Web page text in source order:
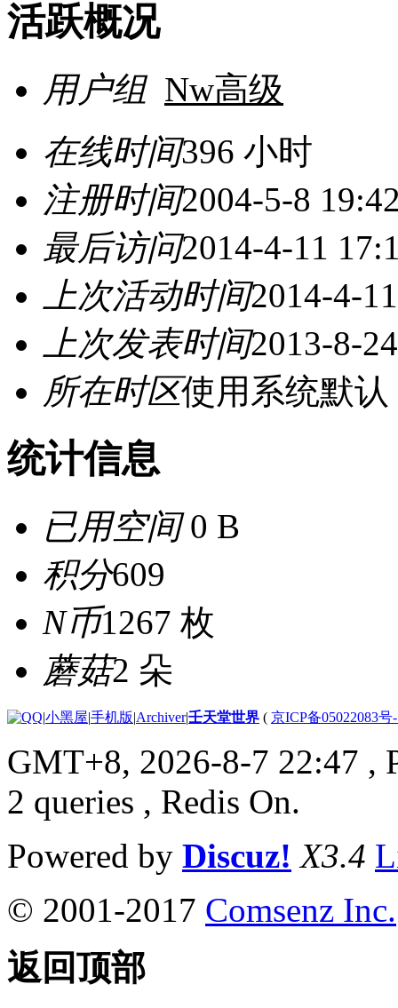
活跃概况
用户组 Nw高级
在线时间396 小时
注册时间2004-5-8
最后访问2014-4-11
上次活动时间2014-4-
上次发表时间2013-8-
所在时区使用系统默认
统计信息
已用空间0 B
积分609
N币1267 枚
蘑菇2 朵
|小黑屋|手机版|Archiver|壬天堂世界 ( 京ICP备05022083号
GMT+8, 2026-8-7 22:47 ,
2 queries , Redis On.
Powered by Discuz! X3.4
© 2001-2017 Comsenz Inc.
返回顶部